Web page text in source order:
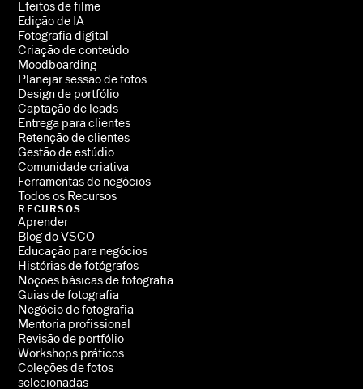
Efeitos de filme
Edição de IA
Fotografia digital
Criação de conteúdo
Moodboarding
Planejar sessão de fotos
Design de portfólio
Captação de leads
Entrega para clientes
Retenção de clientes
Gestão de estúdio
Comunidade criativa
Ferramentas de negócios
Todos os Recursos
RECURSOS
Aprender
Blog do VSCO
Educação para negócios
Histórias de fotógrafos
Noções básicas de fotografia
Guias de fotografia
Negócio de fotografia
Mentoria profissional
Revisão de portfólio
Workshops práticos
Coleções de fotos
selecionadas